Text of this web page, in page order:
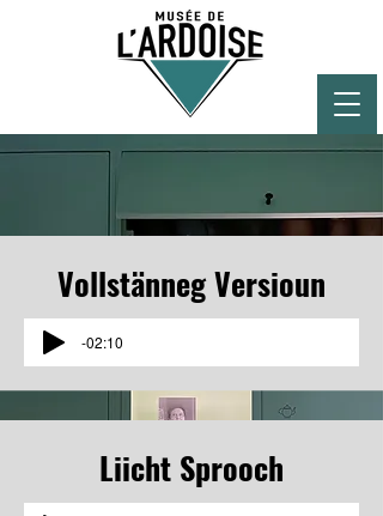
Vollstänneg Versioun
-02:10
Liicht Sprooch